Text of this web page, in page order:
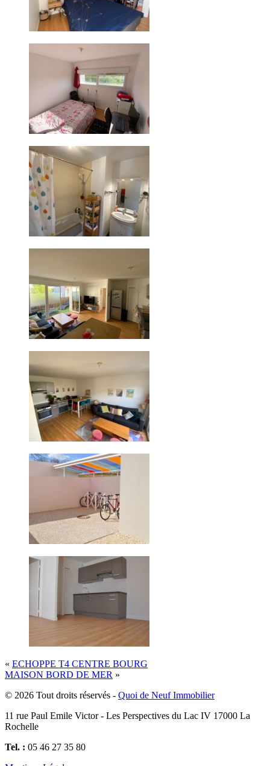
« ECHOPPE T4 CENTRE BOURG
MAISON BORD DE MER »
© 2026 Tout droits réservés - Quoi de Neuf Immobilier
11 rue Paul Emile Victor - Les Perspectives du Lac IV 17000 La
Rochelle
Tel. : 05 46 27 35 80